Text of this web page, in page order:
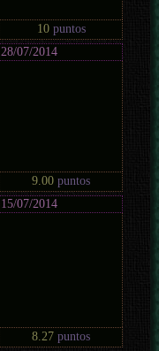
10puntos
28/07/2014
9.00 puntos
15/07/2014
8.27 puntos